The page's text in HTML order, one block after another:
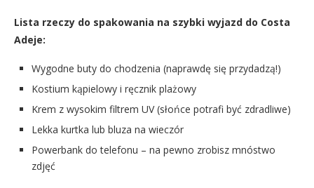
Lista rzeczy do spakowania na szybki wyjazd do Costa
Adeje:
Wygodne buty do chodzenia (naprawdę się przydadzą!)
Kostium kąpielowy i ręcznik plażowy
Krem z wysokim filtrem UV (słońce potrafi być zdradliwe)
Lekka kurtka lub bluza na wieczór
Powerbank do telefonu – na pewno zrobisz mnóstwo
zdjęć